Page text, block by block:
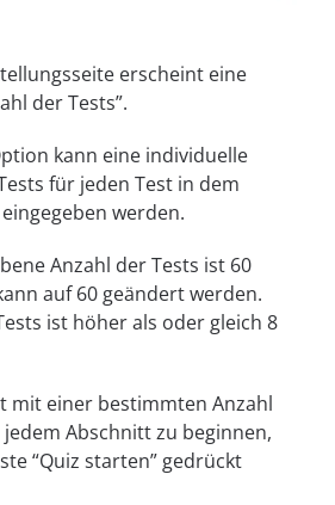
erscheint eine
der Tests”.
kann eine individuelle
für jeden Test in dem
werden.
Anzahl der Tests ist 60
auf 60 geändert werden.
ist höher als oder gleich 8
mit einer bestimmten Anzahl
Abschnitt zu beginnen,
“Quiz starten” gedrückt